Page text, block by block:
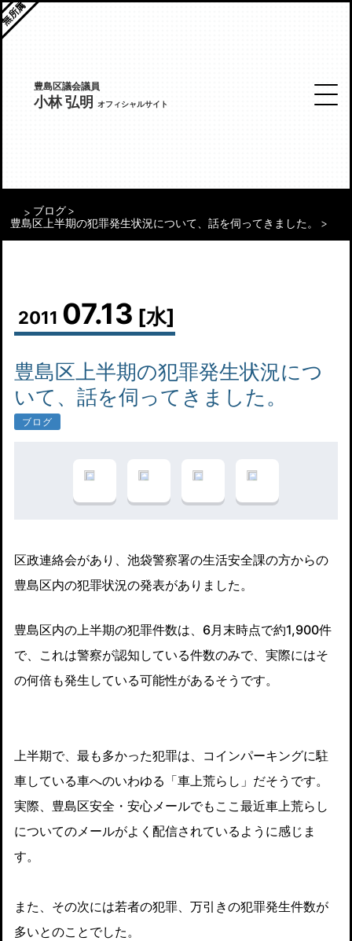
所属
豊島区議会議員
小林 弘明 オフィシャルサイト
ブログ
豊島区上半期の犯罪発生状況について、話を伺ってきました。
2011 07.13 [水]
豊島区上半期の犯罪発生状況につ
いて、話を伺ってきました。
ブログ
区政連絡会があり、池袋警察署の生活安全課の方からの
豊島区内の犯罪状況の発表がありました。
豊島区内の上半期の犯罪件数は、6月末時点で約1,900件
で、これは警察が認知している件数のみで、実際にはそ
の何倍も発生している可能性があるそうです。
上半期で、最も多かった犯罪は、コインパーキングに駐
車している車へのいわゆる「車上荒らし」だそうです。
実際、豊島区安全・安心メールでもここ最近車上荒らし
についてのメールがよく配信されているように感じま
す。
また、その次には若者の犯罪、万引きの犯罪発生件数が
多いとのことでした。